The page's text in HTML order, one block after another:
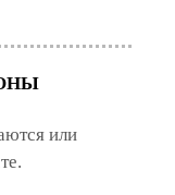
или